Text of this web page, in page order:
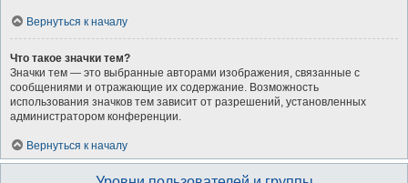
Вернуться к началу
Что такое значки тем?
Значки тем — это выбранные авторами изображения, связанные с
сообщениями и отражающие их содержание. Возможность
использования значков тем зависит от разрешений, установленных
администратором конференции.
Вернуться к началу